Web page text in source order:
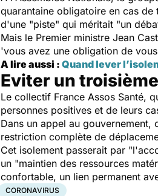
quarantaine obligatoire en cas
d'une "piste" qui méritait "un
Mais le Premier ministre Jean
'vous avez une obligation de
A lire aussi : Quand lever
Eviter un
Le collectif France Assos Santé,
personnes positives et de leurs
Dans un appel au
restriction complète de
Cet isolement passerait par
un "maintien des ressources
confortable, un lien permanent
CORONAVIRUS